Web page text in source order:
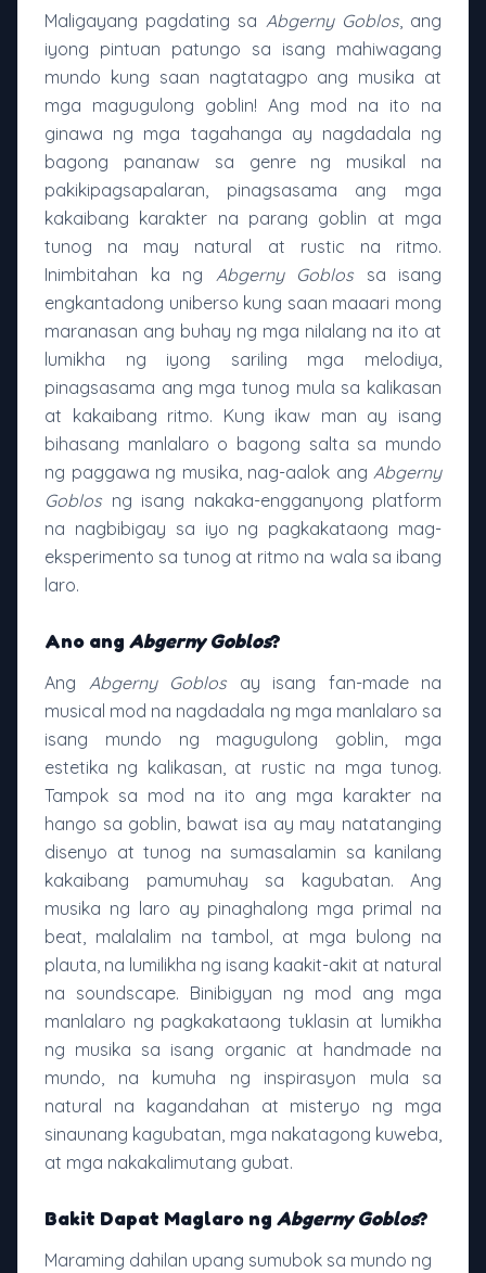
Maligayang pagdating sa Abgerny Goblos, ang
iyong pintuan patungo sa isang mahiwagang
mundo kung saan nagtatagpo ang musika at
mga magugulong goblin! Ang mod na ito na
ginawa ng mga tagahanga ay nagdadala ng
bagong pananaw sa genre ng musikal na
pakikipagsapalaran, pinagsasama ang mga
kakaibang karakter na parang goblin at mga
tunog na may natural at rustic na ritmo.
Inimbitahan ka ng Abgerny Goblos sa isang
engkantadong uniberso kung saan maaari mong
maranasan ang buhay ng mga nilalang na ito at
lumikha ng iyong sariling mga melodiya,
pinagsasama ang mga tunog mula sa kalikasan
at kakaibang ritmo. Kung ikaw man ay isang
bihasang manlalaro o bagong salta sa mundo
ng paggawa ng musika, nag-aalok ang Abgerny
Goblos ng isang nakaka-engganyong platform
na nagbibigay sa iyo ng pagkakataong mag-
eksperimento sa tunog at ritmo na wala sa ibang
laro.
Ano ang Abgerny Goblos?
Ang Abgerny Goblos ay isang fan-made na
musical mod na nagdadala ng mga manlalaro sa
isang mundo ng magugulong goblin, mga
estetika ng kalikasan, at rustic na mga tunog.
Tampok sa mod na ito ang mga karakter na
hango sa goblin, bawat isa ay may natatanging
disenyo at tunog na sumasalamin sa kanilang
kakaibang pamumuhay sa kagubatan. Ang
musika ng laro ay pinaghalong mga primal na
beat, malalalim na tambol, at mga bulong na
plauta, na lumilikha ng isang kaakit-akit at natural
na soundscape. Binibigyan ng mod ang mga
manlalaro ng pagkakataong tuklasin at lumikha
ng musika sa isang organic at handmade na
mundo, na kumuha ng inspirasyon mula sa
natural na kagandahan at misteryo ng mga
sinaunang kagubatan, mga nakatagong kuweba,
at mga nakakalimutang gubat.
Bakit Dapat Maglaro ng Abgerny Goblos?
Maraming dahilan upang sumubok sa mundo ng